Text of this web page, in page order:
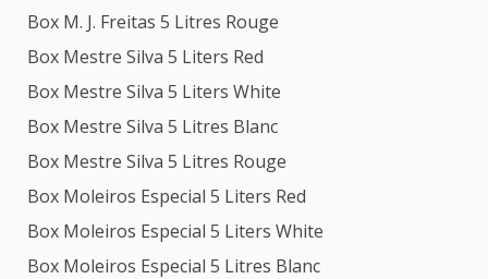
Box M. J. Freitas 5 Litres Rouge
Box Mestre Silva 5 Liters Red
Box Mestre Silva 5 Liters White
Box Mestre Silva 5 Litres Blanc
Box Mestre Silva 5 Litres Rouge
Box Moleiros Especial 5 Liters Red
Box Moleiros Especial 5 Liters White
Box Moleiros Especial 5 Litres Blanc